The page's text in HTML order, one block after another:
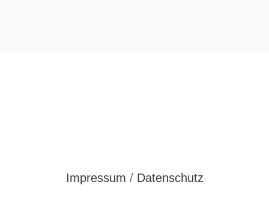
Impressum / Datenschutz